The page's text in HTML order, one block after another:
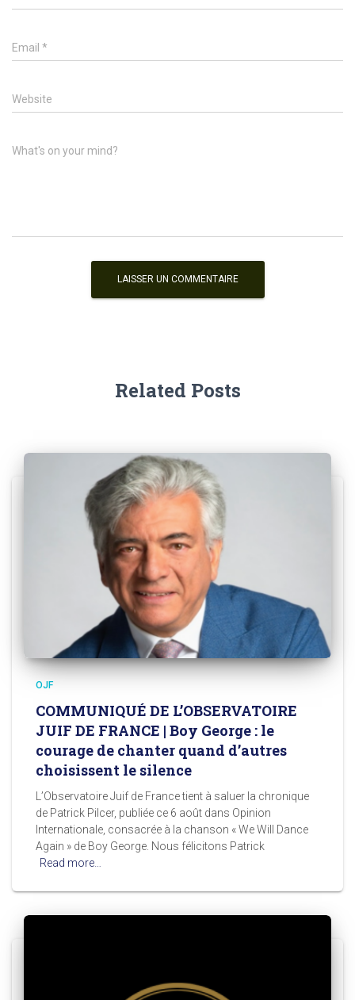
Email *
Website
What's on your mind?
Related Posts
OJF
COMMUNIQUÉ DE L’OBSERVATOIRE
JUIF DE FRANCE | Boy George : le
courage de chanter quand d’autres
choisissent le silence
L’Observatoire Juif de France tient à saluer la chronique
de Patrick Pilcer, publiée ce 6 août dans Opinion
Internationale, consacrée à la chanson « We Will Dance
Again » de Boy George. Nous félicitons Patrick
Read more…